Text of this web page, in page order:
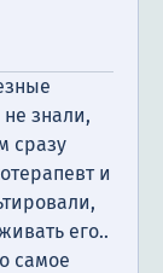
знали,
сразу
и
его..
самое